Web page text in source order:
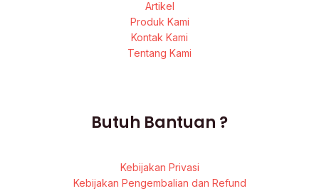
Artikel
Produk Kami
Kontak Kami
Tentang Kami
Butuh Bantuan ?
Kebijakan Privasi
Kebijakan Pengembalian dan Refund